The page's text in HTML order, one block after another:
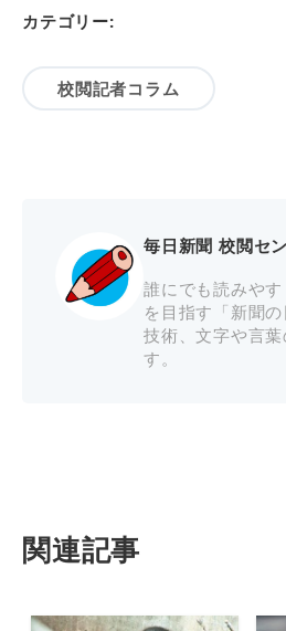
カテゴリー:
校閲記者コラム
毎日新聞 校閲セ
誰にでも読みや
を目指す「新聞
技術、文字や言
す。
関連記事